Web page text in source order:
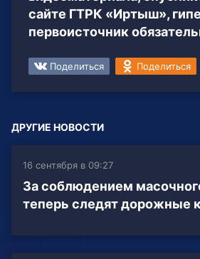
сайте ГТРК «Иртыш»,
первоисточник
Поделиться Поделиться
ДРУГИЕ НОВОСТИ
16 сентября в 09:27
За соблюдением
теперь следят дорожные